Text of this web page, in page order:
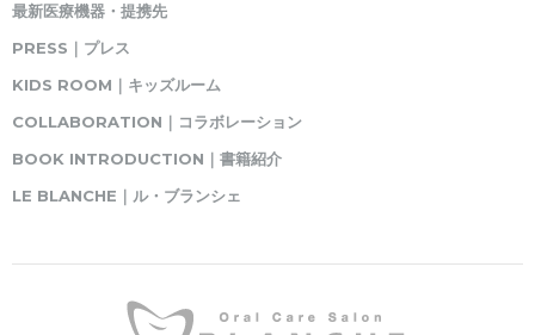
最新医療機器・提携先
PRESS｜プレス
KIDS ROOM｜キッズルーム
COLLABORATION｜コラボレーション
BOOK INTRODUCTION｜書籍紹介
LE BLANCHE｜ル・ブランシェ